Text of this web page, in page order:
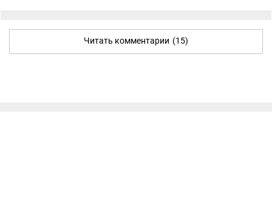
Читать комментарии (15)